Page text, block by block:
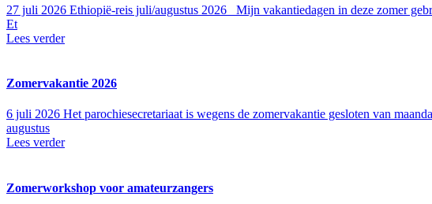
27 juli 2026 Ethiopië-reis juli/augustus 2026 Mijn vakantiedagen in deze zomer
Et
Lees verder
Zomervakantie 2026
6 juli 2026 Het parochiesecretariaat is wegens de zomervakantie gesloten van
augustus
Lees verder
Zomerworkshop voor amateurzangers